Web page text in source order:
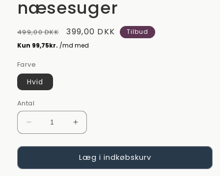
næsesuger
Normalpris
499,00 DKK Udsalgspris
399,00 DKK Tilbud
Farve
Hvid
Antal
Reducer
antallet
for
elektrisk
Øg
antallet
for
SnotBuster
elektrisk
Læg i indkøbskurv